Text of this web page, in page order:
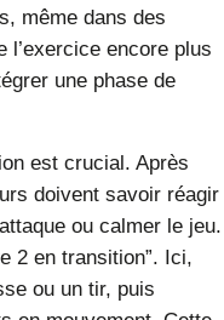
même dans des
l’exercice encore plus
une phase de
est crucial. Après
doivent savoir réagir
ou calmer le jeu.
2 en transition”. Ici,
ou un tir, puis